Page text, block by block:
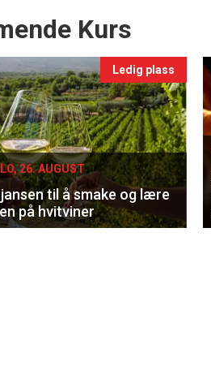
Kurs
Ledig plass
26. AUGUST
til å smake og lære
på hvitviner